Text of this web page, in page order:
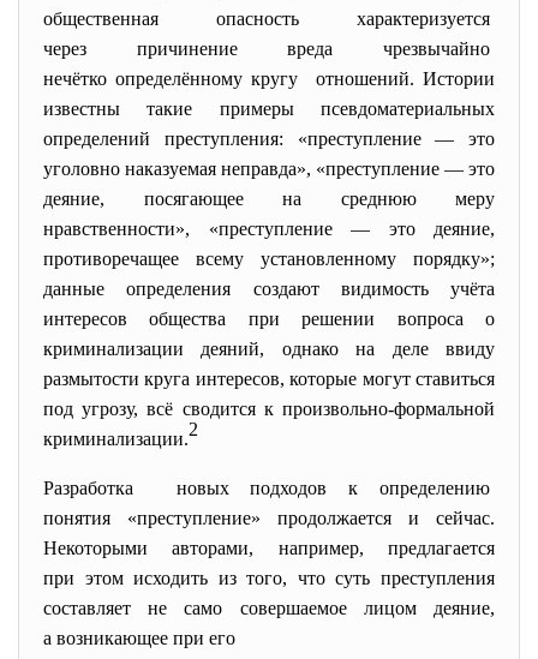
общественная опасность характеризуется
через причинение вреда чрезвычайно
нечётко определённому кругу отношений. Истории
известны такие примеры псевдоматериальных
определений преступления: «преступление — это
уголовно наказуемая неправда», «преступление — это
деяние, посягающее на среднюю меру
нравственности», «преступление — это деяние,
противоречащее всему установленному порядку»;
данные определения создают видимость учёта
интересов общества при решении вопроса о
криминализации деяний, однако на деле ввиду
размытости круга интересов, которые могут ставиться
под угрозу, всё сводится к произвольно-формальной
криминализации.2
Разработка новых подходов к определению
понятия «преступление» продолжается и сейчас.
Некоторыми авторами, например, предлагается
при этом исходить из того, что суть преступления
составляет не само совершаемое лицом деяние,
а возникающее при его